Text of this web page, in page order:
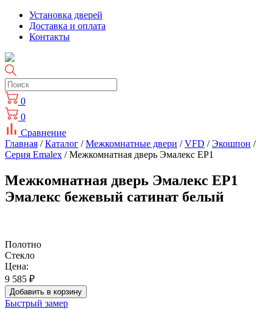
Установка дверей
Доставка и оплата
Контакты
0
0
Сравнение
Главная /Каталог /Межкомнатные двери /VFD /Экошпон /
Cерия Emalex / Межкомнатная дверь Эмалекс ЕР1
Межкомнатная дверь Эмалекс ЕР1
Эмалекс бежевый сатинат белый
Полотно
Стекло
Цена:
9 585 ₽
Добавить в корзину
Быстрый замер